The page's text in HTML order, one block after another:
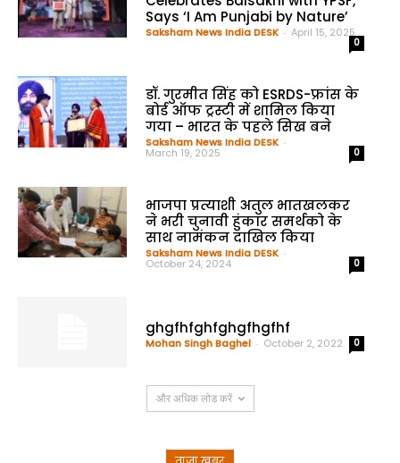
Says ‘I Am Punjabi by Nature’
Saksham News India DESK - April 15, 2025
0
डॉ. गुरमीत सिंह को ESRDS-फ्रांस के
बोर्ड ऑफ ट्रस्टी में शामिल किया
गया – भारत के पहले सिख बने
Saksham News India DESK -
March 19, 2025 0
भाजपा प्रत्याशी अतुल भातखलकर
ने भरी चुनावी हुंकार समर्थको के
साथ नामंकन दाखिल किया
Saksham News India DESK -
October 24, 2024 0
ghgfhfghfghgfhgfhf
Mohan Singh Baghel - October 2, 2022 0
और अधिक लोड करें